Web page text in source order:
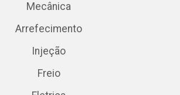
Mecânica
Arrefecimento
Injeção
Freio